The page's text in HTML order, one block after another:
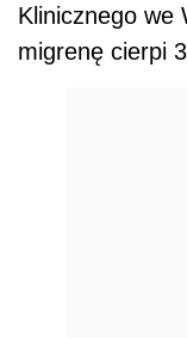
Klinicznego we
migrenę cierpi